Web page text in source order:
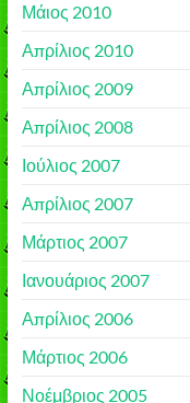
Μάιος 2010
Απρίλιος 2010
Απρίλιος 2009
Απρίλιος 2008
Ιούλιος 2007
Απρίλιος 2007
Μάρτιος 2007
Ιανουάριος 2007
Απρίλιος 2006
Μάρτιος 2006
Νοέμβριος 2005